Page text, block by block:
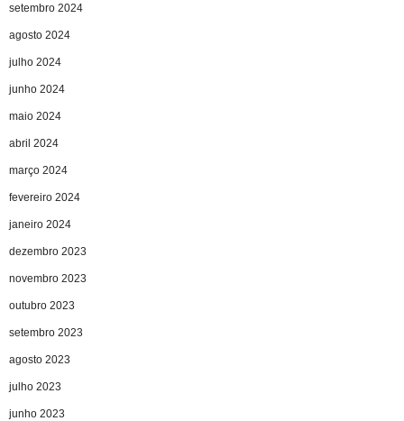
setembro 2024
agosto 2024
julho 2024
junho 2024
maio 2024
abril 2024
março 2024
fevereiro 2024
janeiro 2024
dezembro 2023
novembro 2023
outubro 2023
setembro 2023
agosto 2023
julho 2023
junho 2023